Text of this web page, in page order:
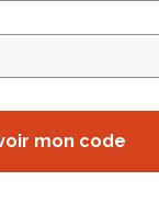
mon code